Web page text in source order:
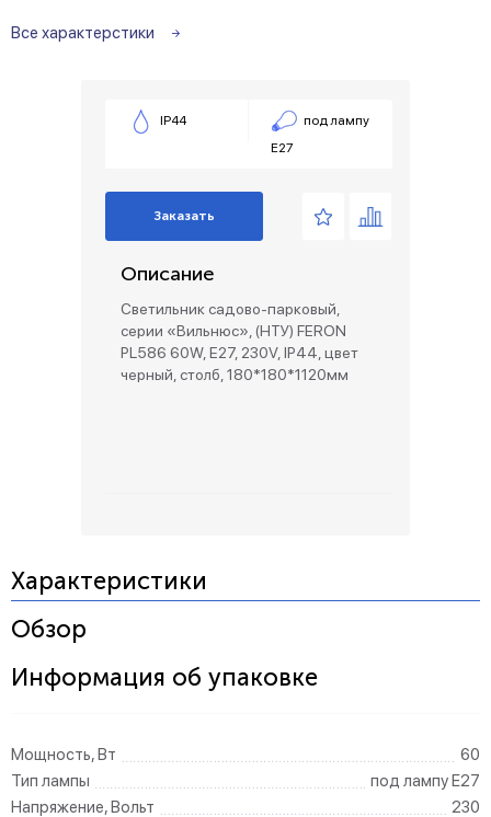
Все характерстики
IP44
под лампу
Е27
Заказать
Описание
Светильник садово-парковый,
серии «Вильнюс», (НТУ) FERON
PL586 60W, E27, 230V, IP44, цвет
черный, столб, 180*180*1120мм
Характеристики
Обзор
Информация об упаковке
Мощность, Вт
60
Тип лампы
под лампу Е27
Напряжение, Вольт
230